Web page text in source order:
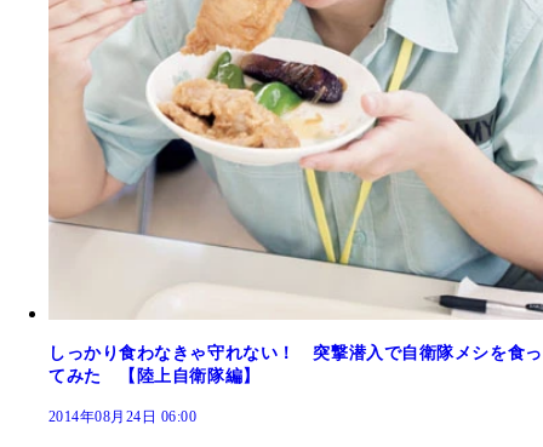
しっかり食わなきゃ守れない！ 突撃潜入で自衛隊メシを食っ
てみた 【陸上自衛隊編】
2014年08月24日 06:00